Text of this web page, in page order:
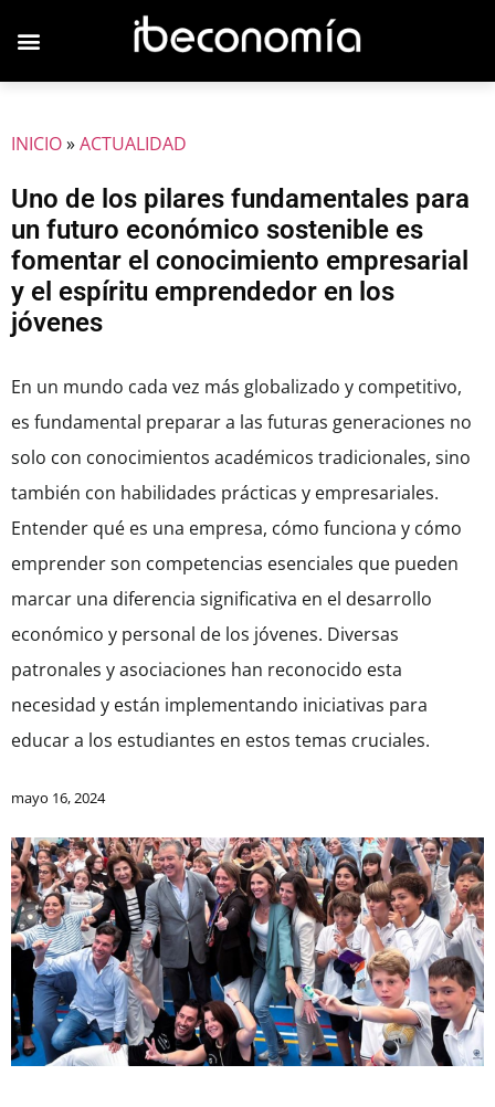
INICIO»ACTUALIDAD
Uno de los pilares fundamentales para
un futuro económico sostenible es
fomentar el conocimiento empresarial
y el espíritu emprendedor en los
jóvenes
En un mundo cada vez más globalizado y competitivo,
es fundamental preparar a las futuras generaciones no
solo con conocimientos académicos tradicionales, sino
también con habilidades prácticas y empresariales.
Entender qué es una empresa, cómo funciona y cómo
emprender son competencias esenciales que pueden
marcar una diferencia significativa en el desarrollo
económico y personal de los jóvenes. Diversas
patronales y asociaciones han reconocido esta
necesidad y están implementando iniciativas para
educar a los estudiantes en estos temas cruciales.
mayo 16, 2024